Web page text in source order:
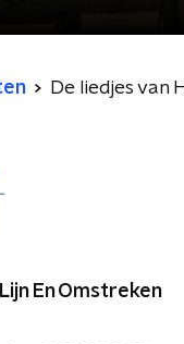
De liedjes van
En Omstreken